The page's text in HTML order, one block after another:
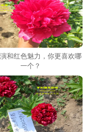
和红色魅力，你更喜欢哪
一个？